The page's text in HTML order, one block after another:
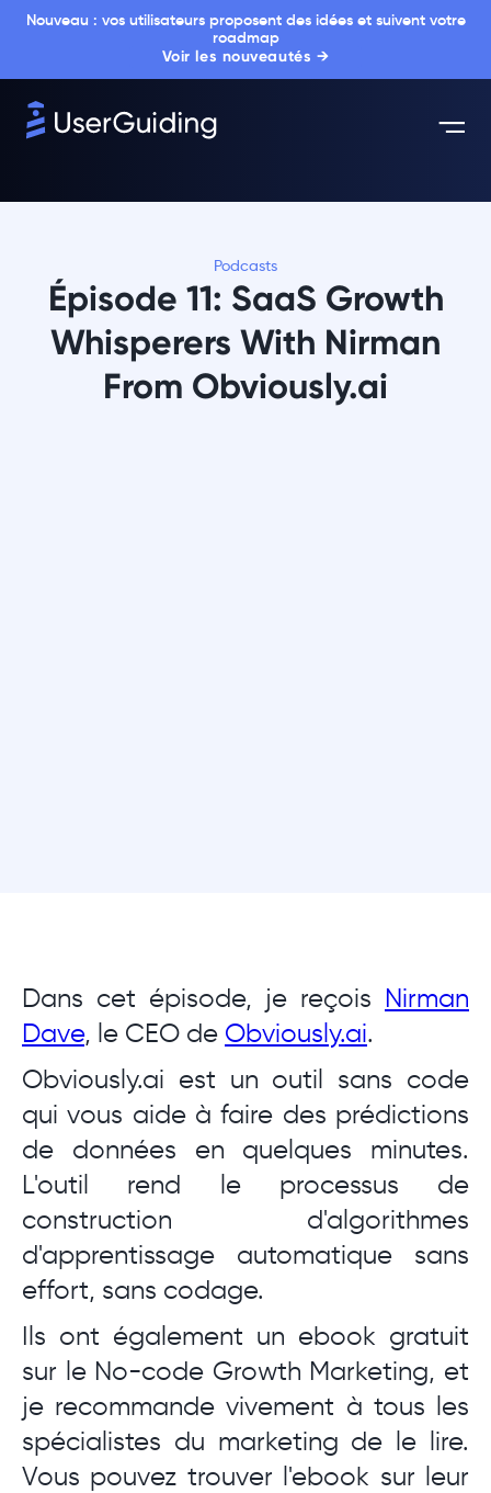
Nouveau : vos utilisateurs proposent des idées et suivent votre
roadmap
Voir les nouveautés →
Podcasts
Épisode 11: SaaS Growth
Whisperers With Nirman
From Obviously.ai
Dans cet épisode, je reçois Nirman
Dave, le CEO de Obviously.ai.
Obviously.ai est un outil sans code
qui vous aide à faire des prédictions
de données en quelques minutes.
L'outil rend le processus de
construction d'algorithmes
d'apprentissage automatique sans
effort, sans codage.
Ils ont également un ebook gratuit
sur le No-code Growth Marketing, et
je recommande vivement à tous les
spécialistes du marketing de le lire.
Vous pouvez trouver l'ebook sur leur